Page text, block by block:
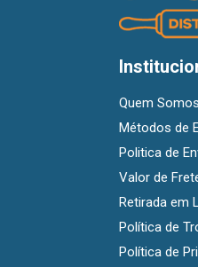
Quem Somos
Métodos de
Politica de
Valor de
Retirada em
Política de
Política de